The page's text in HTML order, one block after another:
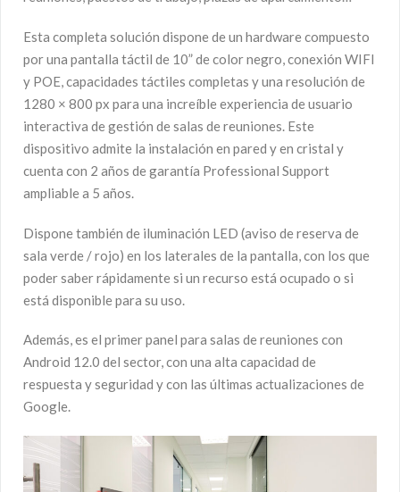
Esta completa solución dispone de un hardware compuesto
por una pantalla táctil de 10” de color negro, conexión WIFI
y POE, capacidades táctiles completas y una resolución de
1280 × 800 px para una increíble experiencia de usuario
interactiva de gestión de salas de reuniones. Este
dispositivo admite la instalación en pared y en cristal y
cuenta con 2 años de garantía Professional Support
ampliable a 5 años.
Dispone también de iluminación LED (aviso de reserva de
sala verde / rojo) en los laterales de la pantalla, con los que
poder saber rápidamente si un recurso está ocupado o si
está disponible para su uso.
Además, es el primer panel para salas de reuniones con
Android 12.0 del sector, con una alta capacidad de
respuesta y seguridad y con las últimas actualizaciones de
Google.